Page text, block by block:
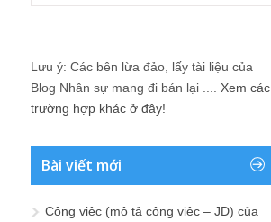
Lưu ý: Các bên lừa đảo, lấy tài liệu của
Blog Nhân sự mang đi bán lại .... Xem các
trường hợp khác ở đây!
Bài viết mới
Công việc (mô tả công việc – JD) của